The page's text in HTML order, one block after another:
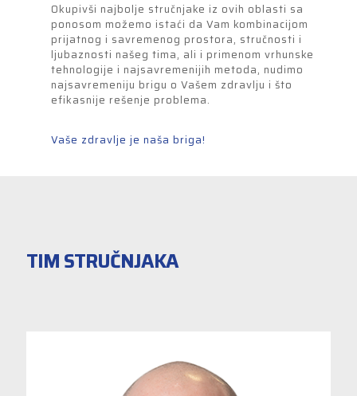
Okupivši najbolje stručnjake iz ovih oblasti sa
ponosom možemo istaći da Vam kombinacijom
prijatnog i savremenog prostora, stručnosti i
ljubaznosti našeg tima, ali i primenom vrhunske
tehnologije i najsavremenijih metoda, nudimo
najsavremeniju brigu o Vašem zdravlju i što
efikasnije rešenje problema.
Vaše zdravlje je naša briga!
TIM STRUČNJAKA